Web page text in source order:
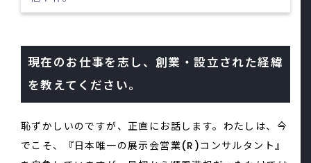
現在のお仕事を志し、創業・設立された経緯
を教えてください。
恥ずかしいのですが、正直にお話します。わたしは、今
でこそ、『日本唯一の展示会営業(R)コンサルタント』